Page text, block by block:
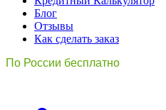
Блог
Отзывы
Как сделать заказ
По России бесплатно